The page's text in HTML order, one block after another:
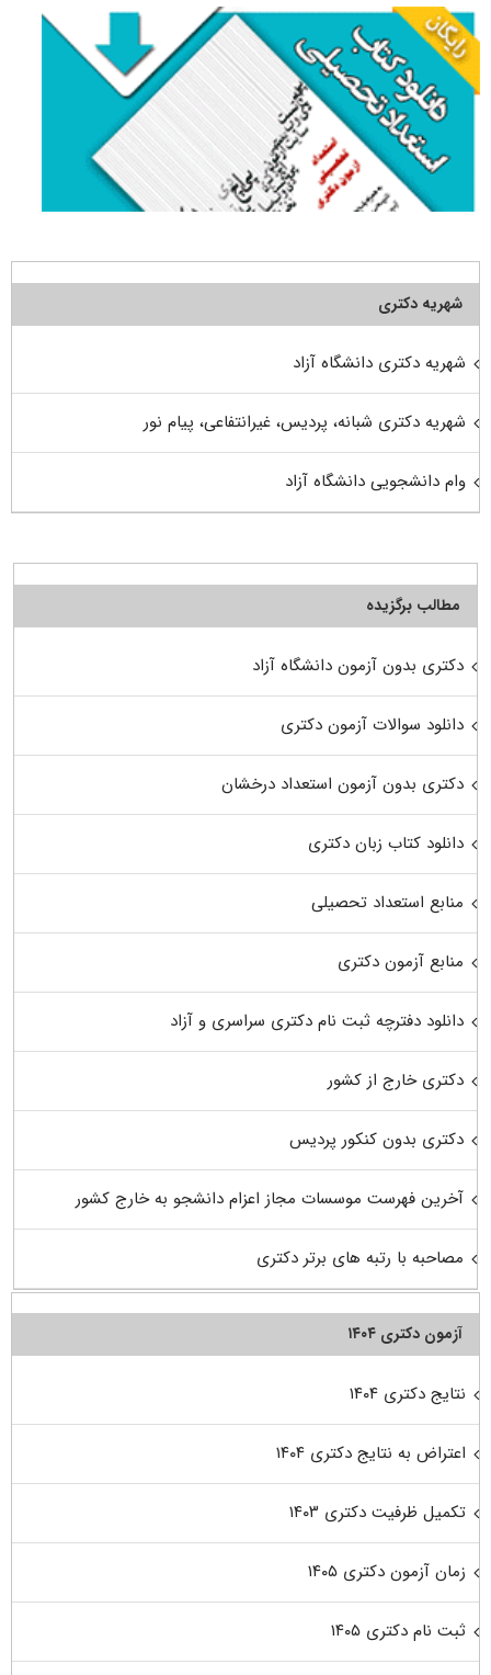
شهریه دکتری
شهریه دکتری دانشگاه آزاد
شهریه دکتری شبانه، پردیس، غیرانتفاعی، پیام نور
وام دانشجویی دانشگاه آزاد
مطالب برگزیده
دکتری بدون آزمون دانشگاه آزاد
دانلود سوالات آزمون دکتری
دکتری بدون آزمون استعداد درخشان
دانلود کتاب زبان دکتری
منابع استعداد تحصیلی
منابع آزمون دکتری
دانلود دفترچه ثبت نام دکتری سراسری و آزاد
دکتری خارج از کشور
دکتری بدون کنکور پردیس
آخرین فهرست موسسات مجاز اعزام دانشجو به خارج کشور
مصاحبه با رتبه های برتر دکتری
آزمون دکتری ۱۴۰۴
نتایج دکتری ۱۴۰۴
اعتراض به نتایج دکتری ۱۴۰۴
تکمیل ظرفیت دکتری ۱۴۰۳
زمان آزمون دکتری ۱۴۰۵
ثبت نام دکتری ۱۴۰۵